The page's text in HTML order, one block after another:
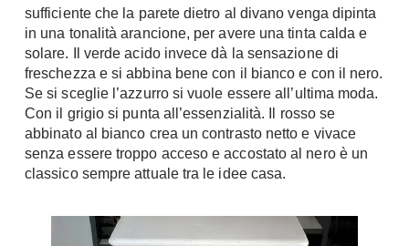
Giardino
Arredo giardino
Tende da sole
Gazebo
Fai da te in giardino
Il fai da te in bagno
Casa fai da te
Bricolage
sufficiente che la parete dietro al divano venga dipinta
in una tonalità arancione, per avere una tinta calda e
solare. Il verde acido invece dà la sensazione di
freschezza e si abbina bene con il bianco e con il nero.
Se si sceglie l’azzurro si vuole essere all’ultima moda.
Con il grigio si punta all’essenzialità. Il rosso se
abbinato al bianco crea un contrasto netto e vivace
senza essere troppo acceso e accostato al nero è un
classico sempre attuale tra le idee casa.